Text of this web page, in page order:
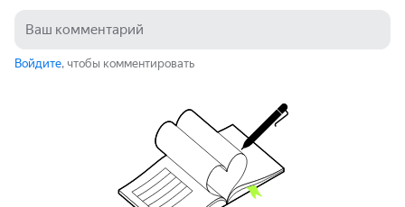
Войдите, чтобы комментировать